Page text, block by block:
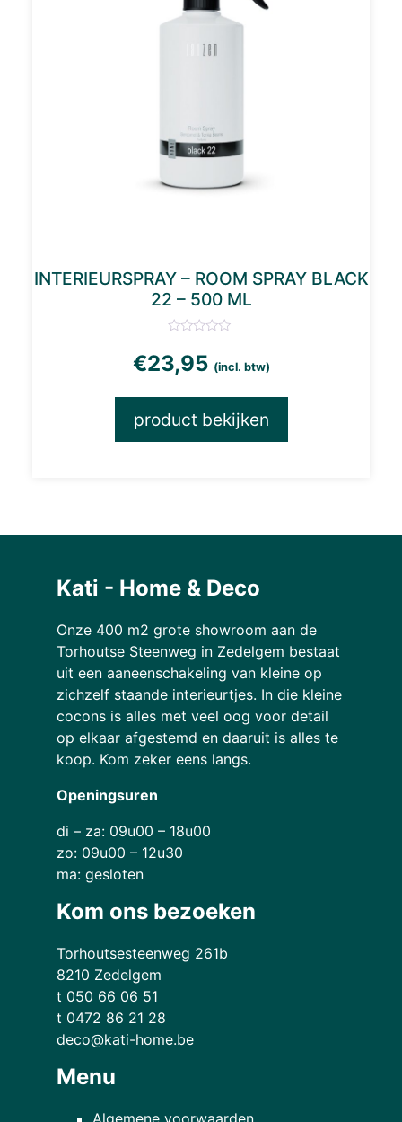
INTERIEURSPRAY – ROOM SPRAY BLACK
22 – 500 ML
€23,95 (incl. btw)
product bekijken
Kati - Home & Deco
Onze 400 m2 grote showroom aan de
Torhoutse Steenweg in Zedelgem bestaat
uit een aaneenschakeling van kleine op
zichzelf staande interieurtjes. In die kleine
cocons is alles met veel oog voor detail
op elkaar afgestemd en daaruit is alles te
koop. Kom zeker eens langs.
Openingsuren
di – za: 09u00 – 18u00
zo: 09u00 – 12u30
ma: gesloten
Kom ons bezoeken
Torhoutsesteenweg 261b
8210 Zedelgem
t 050 66 06 51
t 0472 86 21 28
deco@kati-home.be
Menu
Algemene voorwaarden